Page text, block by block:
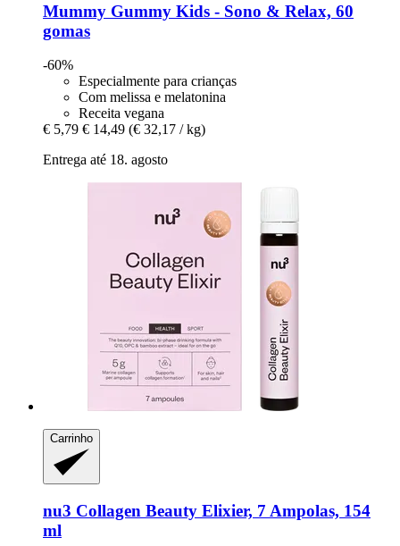
Mummy Gummy Kids -​ Sono & Relax, 60
gomas
-60%
Especialmente para crianças
Com melissa e melatonina
Receita vegana
€ 5,79 € 14,49 (€ 32,17 / kg)
Entrega até 18. agosto
Carrinho
nu3 Collagen Beauty Elixier, 7 Ampolas, 154
ml